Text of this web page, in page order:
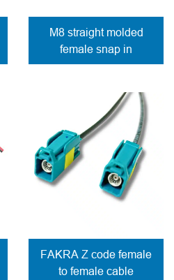
M8 straight molded
female snap in
connector solder
FAKRA Z code female
to female cable